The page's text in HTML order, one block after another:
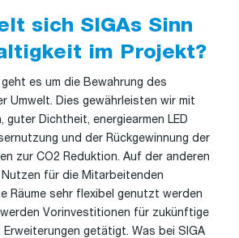
sich SIGAs Sinn
im Projekt?
es um die Bewahrung des
Umwelt. Dies gewährleisten wir mit
guter Dichtheit, energiearmen LED
und der Rückgewinnung der
zur CO2 Reduktion. Auf der anderen
für die Mitarbeitenden
Räume sehr flexibel genutzt werden
Vorinvestitionen für zukünftige
getätigt. Was bei SIGA